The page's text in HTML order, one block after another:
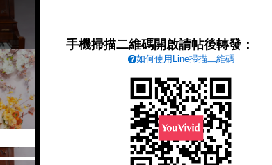
手機掃描二維碼開啟請帖後轉發：
如何使用Line掃描二維碼